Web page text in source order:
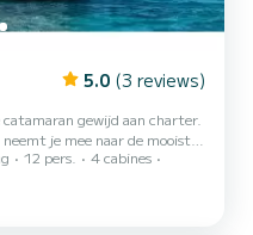
5.0 (3 reviews)
gewijd aan charter.
je mee naar de mooiste
Met een totale lengte van
een buitengewone
12 pers.
4 cabines